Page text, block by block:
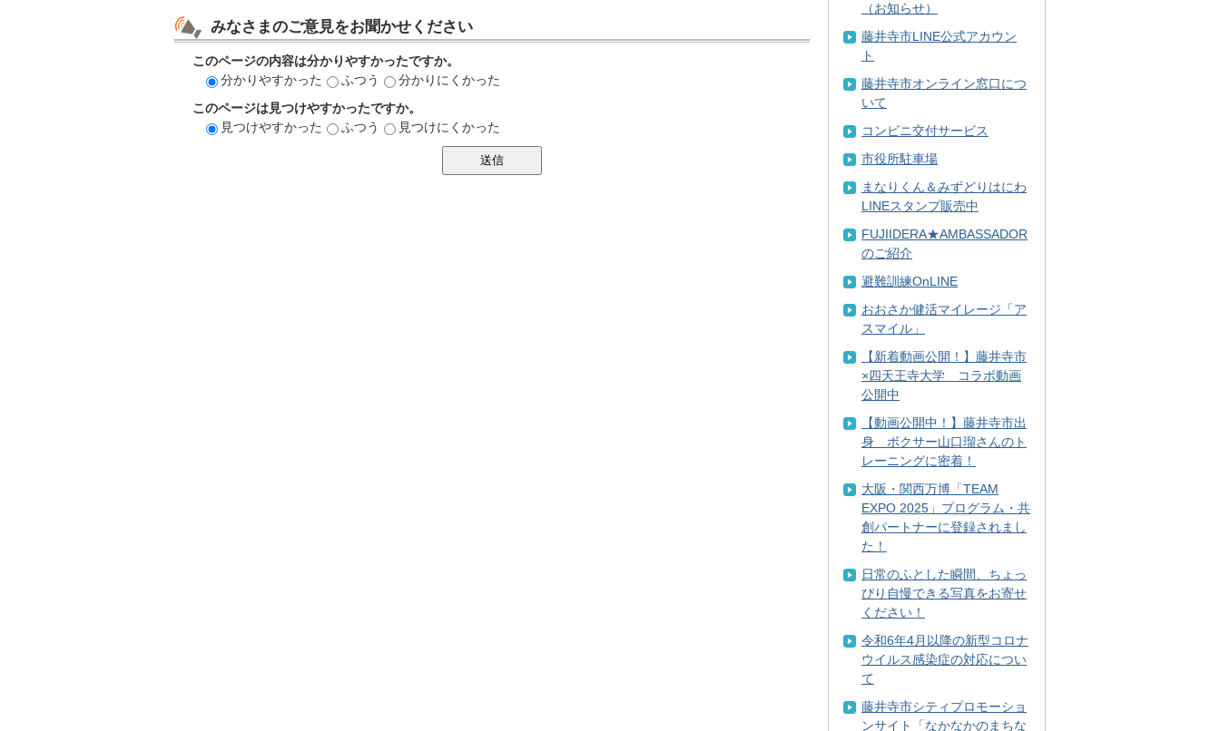
みなさまのご意見をお聞かせください
このページの内容は分かりやすかったですか。
分かりやすかった
ふつう
分かりにくかった
このページは見つけやすかったですか。
見つけやすかった
ふつう 見つけにくかった
（お知らせ）
藤井寺市LINE公式アカウン
ト
藤井寺市オンライン窓口につ
いて
コンビニ交付サービス
市役所駐車場
まなりくん＆みずどりはにわ
LINEスタンプ販売中
FUJIIDERA★AMBASSADOR
のご紹介
避難訓練OnLINE
おおさか健活マイレージ「ア
スマイル」
【新着動画公開！】藤井寺市
×四天王寺大学 コラボ動画
公開中
【動画公開中！】藤井寺市出
身 ボクサー山口瑠さんのト
レーニングに密着！
大阪・関西万博「TEAM
EXPO 2025」プログラム・共
創パートナーに登録されまし
た！
日常のふとした瞬間、ちょっ
ぴり自慢できる写真をお寄せ
ください！
令和6年4月以降の新型コロナ
ウイルス感染症の対応につい
て
藤井寺市シティプロモーショ
ンサイト「なかなかのまちな